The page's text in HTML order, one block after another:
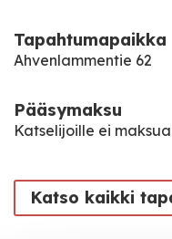
Tapahtumapaikka
Ahvenlammentie 62
Pääsymaksu
Katselijoille ei
Katso kaikki